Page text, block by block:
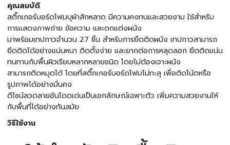
คุณสมบัติ
สติ๊กเกอร์บอร์ดโฟมบุผ้าสักหลาด มีความคงทนและสวยงาม ใช้สำหรับ
การแสดงภาพถ่าย ข้อความ และตกแต่งผนัง
มาพร้อมเทปกาวจำนวน 27 ชิ้น สำหรับการยึดติดผนัง เทปกาวสามารถ
ยึดติดได้อย่างแน่นหนา ติดตั้งง่าย และยากต่อการหลุดลอก ยึดติดแน่น
ทนทานกับพื้นผิวเรียบหลากหลายชนิด โดยไม่ต้องเจาะผนัง
สามารถติดหมุดได้ โดยที่สติ๊กเกอร์บอร์ดโฟมไม่ทะลุ เพื่อติดโน้ตหรือ
รูปภาพได้อย่างมั่นคง
ดีไซน์ลวดลายอันโดดเด่นเป็นเอกลักษณ์เฉพาะตัว เพิ่มความสวยงามให้
กับพื้นที่ได้อย่างทันสมัย
วิธีใช้งาน